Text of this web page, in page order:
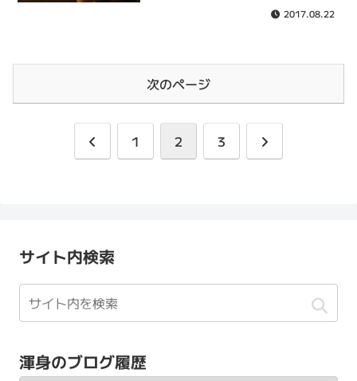
2017.08.22
次のページ
前
1 2 3
次
サイト内検索
渾身のブログ履歴